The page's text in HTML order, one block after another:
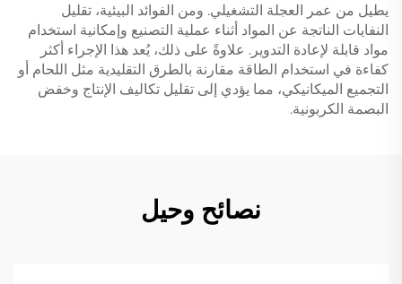
يطيل من عمر العجلة التشغيلي. ومن الفوائد البيئية، تقليل
النفايات الناتجة عن المواد أثناء عملية التصنيع وإمكانية استخدام
مواد قابلة لإعادة التدوير. علاوةً على ذلك، يُعد هذا الإجراء أكثر
كفاءة في استخدام الطاقة مقارنة بالطرق التقليدية مثل اللحام أو
التجميع الميكانيكي، مما يؤدي إلى تقليل تكاليف الإنتاج وخفض
البصمة الكربونية.
نصائح وحيل